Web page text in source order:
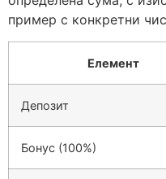
пример с конкретни
Елемент
Депозит
Бонус (100%)